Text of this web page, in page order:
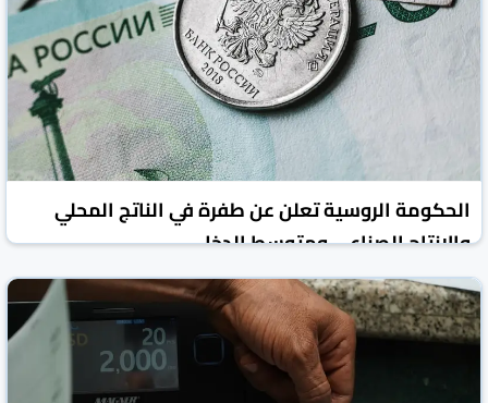
الحكومة الروسية تعلن عن طفرة في الناتج المحلي
والإنتاج الصناعي ومتوسط الدخل
روسيا اليوم الأخبار الاقتصادية 12 أيار 2026